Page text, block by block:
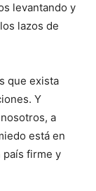
levantando y
lazos de
que exista
Y
a
está en
país firme y